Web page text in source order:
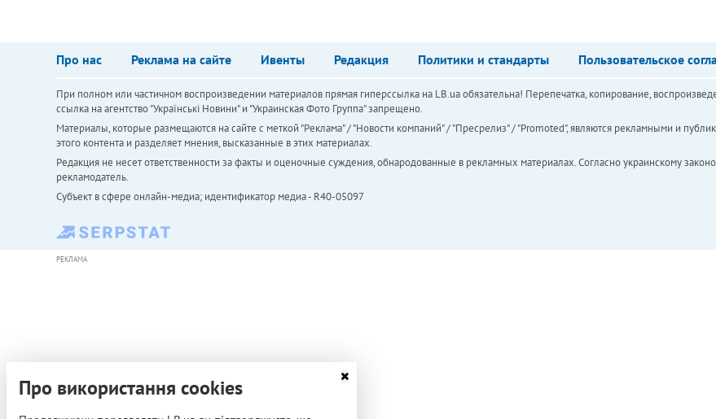
Про нас Реклама на сайте Ивенты Редакция Политики и стандарты Пользовательское
При полном или частичном воспроизведении материалов прямая гиперссылка на LB.ua обязательна! Перепечатка, копирование,
ссылка на агентство "Українськi Новини" и "Украинская Фото Группа" запрещено.
Материалы, которые размещаются на сайте с меткой "Реклама" / "Новости компаний" / "Пресрелиз" / "Promoted", являются рекламными и
этого контента и разделяет мнения, высказанные в этих материалах.
Редакция не несет ответственности за факты и оценочные суждения, обнародованные в рекламных материалах. Согласно украинскому
рекламодатель.
Субъект в сфере онлайн-медиа; идентификатор медиа - R40-05097
РЕКЛАМА
Про використання cookies